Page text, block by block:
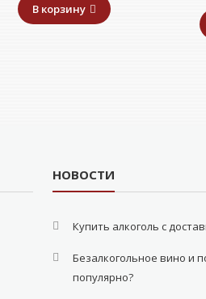
В корзину
НОВОСТИ
Купить алкоголь с
Безалкогольное вино и
популярно?